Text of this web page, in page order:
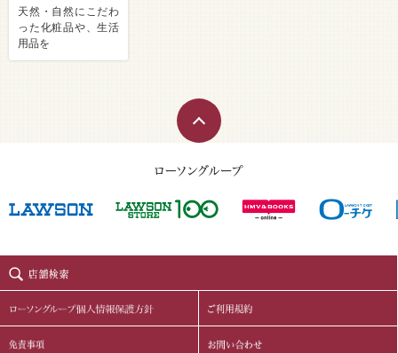
天然・自然にこだわ
った化粧品や、生活
用品を